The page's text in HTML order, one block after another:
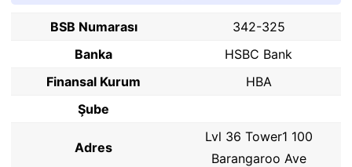
BSB Numarası
342-325
Banka
HSBC Bank
Finansal Kurum
HBA
Şube
Adres
Lvl 36 Tower1 100
Barangaroo Ave